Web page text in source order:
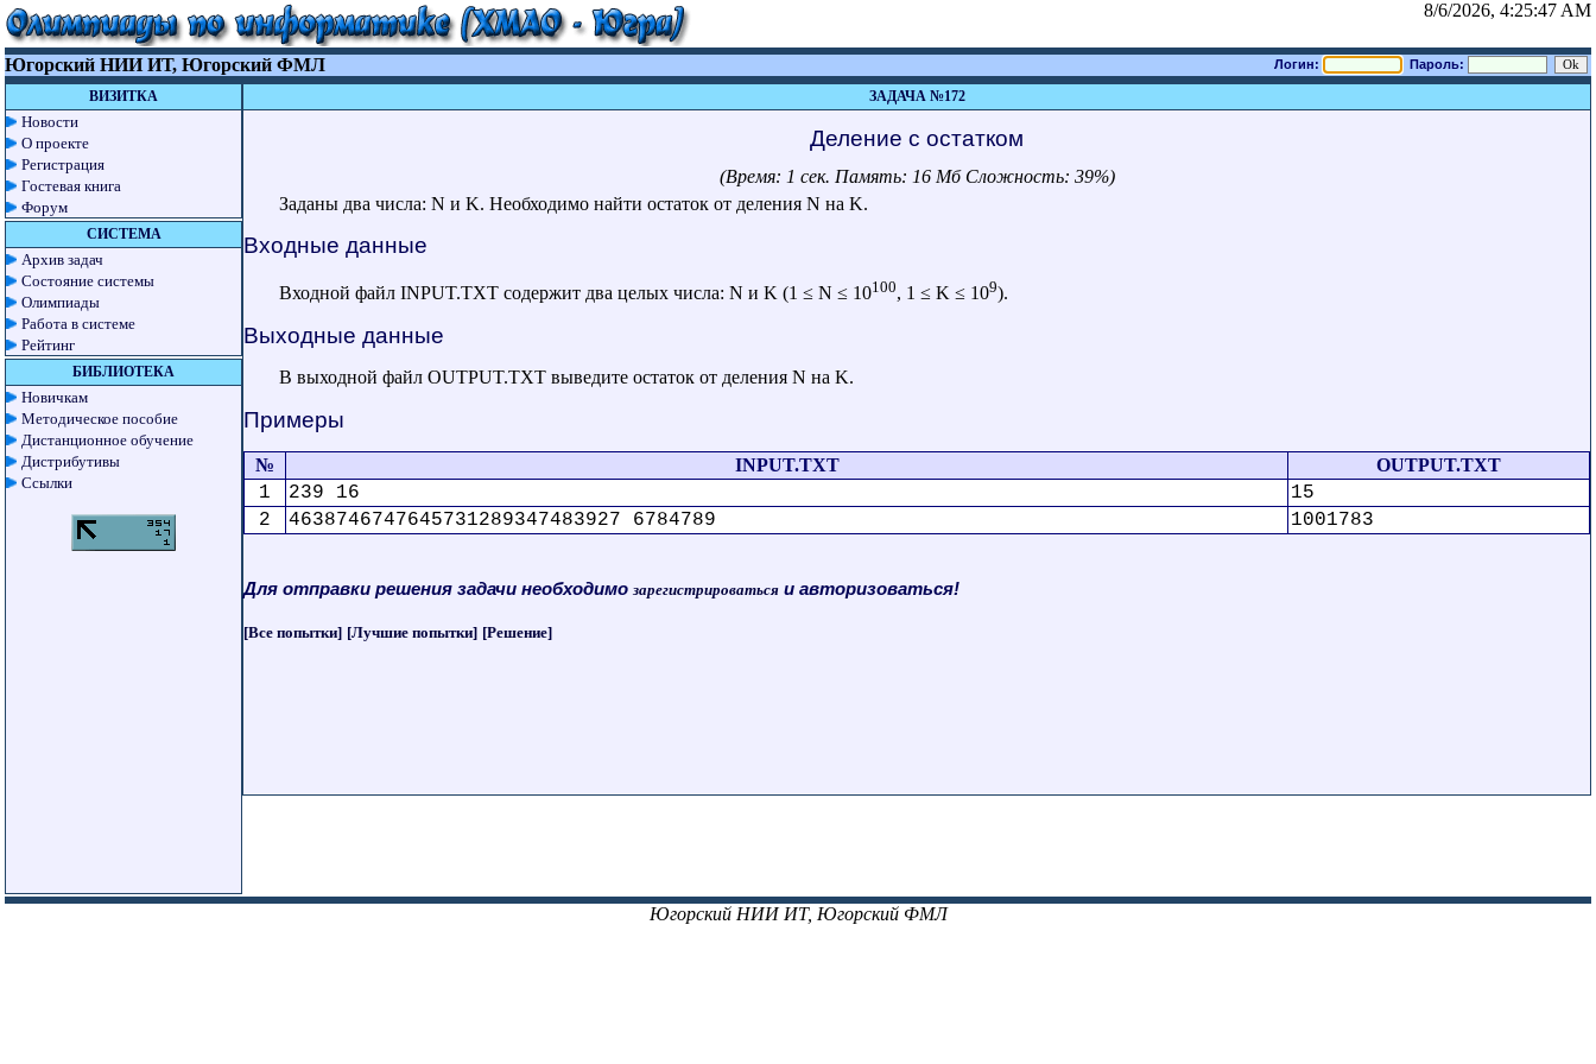
8/6/2026, 4:25:47 AM
Югорский НИИ ИТ, Югорский ФМЛ Логин: Пароль:
ВИЗИТКА
Новости
О проекте
Регистрация
Гостевая книга
Форум
СИСТЕМА
Архив задач
Состояние системы
Олимпиады
Работа в системе
Рейтинг
БИБЛИОТЕКА
Новичкам
Методическое пособие
Дистанционное обучение
Дистрибутивы
Ссылки
ЗАДАЧА №172
Деление с остатком
(Время: 1 сек. Память: 16 Мб Сложность: 39%)
Заданы два числа: N и K. Необходимо найти остаток от деления N на K.
Входные данные
Входной файл INPUT.TXT содержит два целых числа: N и K (1 ≤ N ≤ 10100, 1 ≤ K ≤ 109).
Выходные данные
В выходной файл OUTPUT.TXT выведите остаток от деления N на K.
Примеры
№ INPUT.TXT OUTPUT.TXT
1 239 16
15
2
4638746747645731289347483927 6784789 1001783
Для отправки решения задачи необходимо зарегистрироваться и авторизоваться!
[Все попытки] [Лучшие попытки] [Решение]
Югорский НИИ ИТ, Югорский ФМЛ